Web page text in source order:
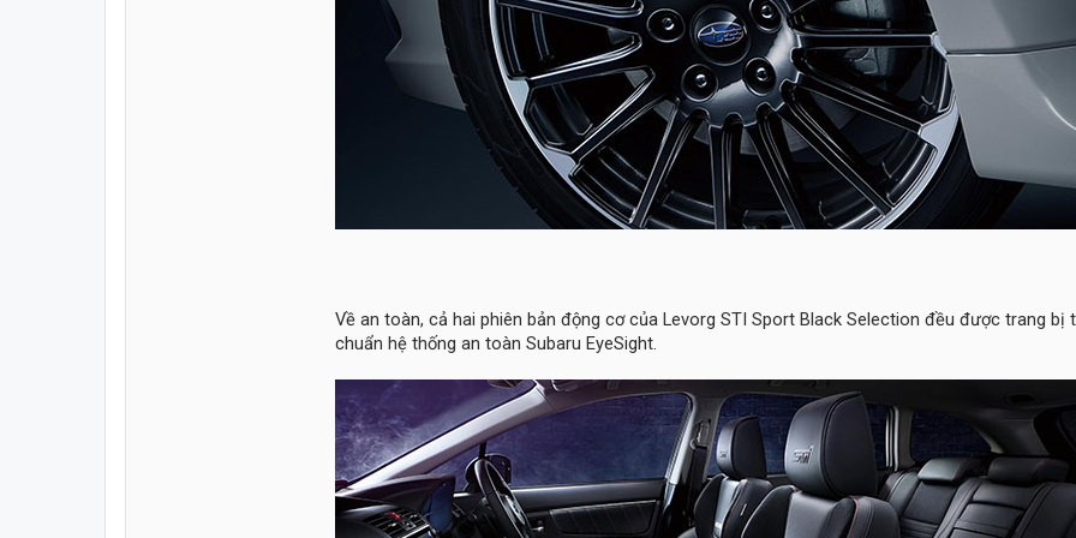
Về an toàn, cả hai phiên bản động cơ của Levorg STI Sport Black Selection đều được trang bị
chuẩn hệ thống an toàn Subaru EyeSight.